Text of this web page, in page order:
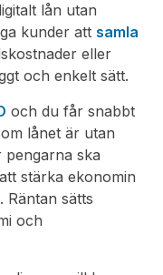
lån utan
kunder att samla
eller
och enkelt sätt.
och du får snabbt
lånet är utan
pengarna ska
stärka ekonomin
sätts
och